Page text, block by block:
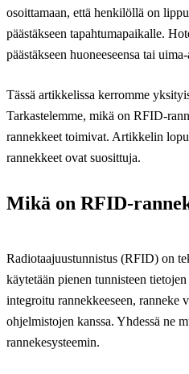
osoittamaan, että henkilöllä on
päästäkseen tapahtumapaikalle.
päästäkseen huoneeseensa tai
Tässä artikkelissa kerromme
Tarkastelemme, mikä on RFID-
rannekkeet toimivat. Artikkelin
rannekkeet ovat suosittuja.
Mikä on RFID-
Radiotaajuustunnistus (RFID) on
käytetään pienen tunnisteen
integroitu rannekkeeseen, ranneke
ohjelmistojen kanssa. Yhdessä ne
rannekesysteemin.